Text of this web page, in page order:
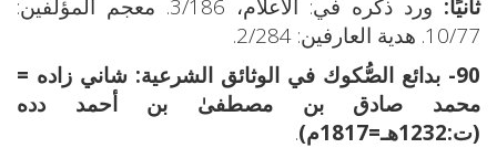
ثانيًا:
ورد ذكره في: الأعلام، 3/186. معجم المؤلفين:
10/77. هدية العارفين: 2/284.
90- بدائع الصُّكوك في الوثائق الشرعية:
شاني زاده =
محمد صادق بن مصطفىٰ بن أحمد دده
(ت:1232هـ=1817م)
.